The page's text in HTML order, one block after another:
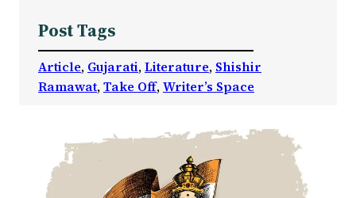
Post Tags
Article, Gujarati, Literature, Shishir
Ramawat, Take Off, Writer’s Space